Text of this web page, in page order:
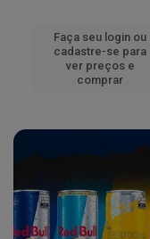
Faça seu login ou
cadastre-se para
ver preços e
comprar